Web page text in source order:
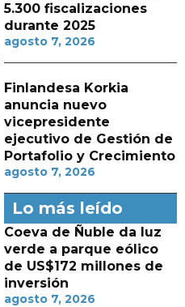
5.300 fiscalizaciones
durante 2025
agosto 7, 2026
Finlandesa Korkia
anuncia nuevo
vicepresidente
ejecutivo de Gestión de
Portafolio y Crecimiento
agosto 7, 2026
Lo más leído
Coeva de Ñuble da luz
verde a parque eólico
de US$172 millones de
inversión
agosto 7, 2026